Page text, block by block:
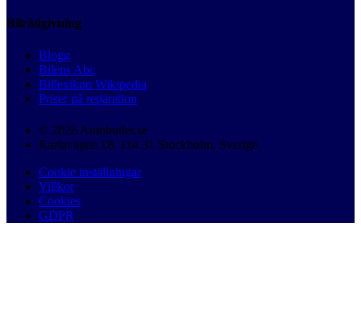
Bilrådgivning
Blogg
Bilens Abc
Billexikon Wikipedia
Priser på reparation
© 2026 Autobutler.se
Karlavägen 18, 114 31 Stockholm, Sverige
Cookie inställningar
Villkor
Cookies
GDPR